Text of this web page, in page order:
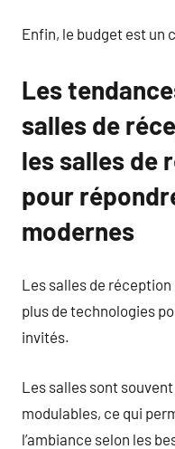
Enfin, le budget est un
Les
salles de
les salles de
pour
modernes
Les salles de
plus de technologies
invités.
Les salles sont
modulables, ce qui
l’ambiance selon les